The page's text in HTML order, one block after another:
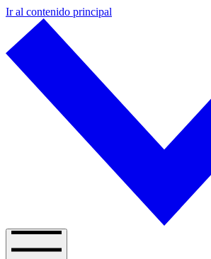
Ir al contenido principal